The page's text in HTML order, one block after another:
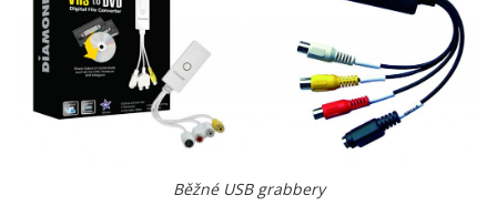
Běžné USB grabbery